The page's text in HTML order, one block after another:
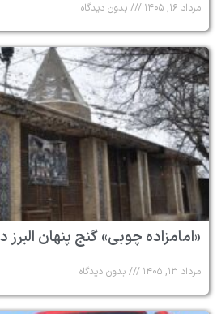
مرداد ۱۶, ۱۴۰۵ بدون دیدگاه
«امامزاده چوبی» گنج پنهان
مرداد ۱۳, ۱۴۰۵ بدون دیدگاه